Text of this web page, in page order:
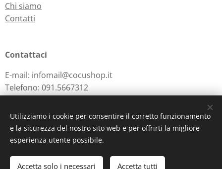
Aggiungi al carrello
Chi siamo
Contatti
Contattaci
E-mail: infomail@cocushop.it
Telefono: 091.5667312
Powered byWebnode Cookies
Utilizziamo i cookie per consentire il corretto funzionamento
e la sicurezza del nostro sito web e per offrirti la migliore
esperienza utente possibile.
Accetta solo i necessari Accetta tutti